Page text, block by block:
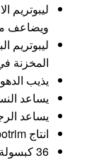
منتجات لاثارة
منتجات
ليبوتريم
ويضاعف
ليبوتريم
المخزنة
يذيب
يساعد النساء
يساعد الرجال
انتاج Lipotrim ™، بريطانيا.
36 كبسولة لحرق الدهون والتخسيس ونحت الجسم.